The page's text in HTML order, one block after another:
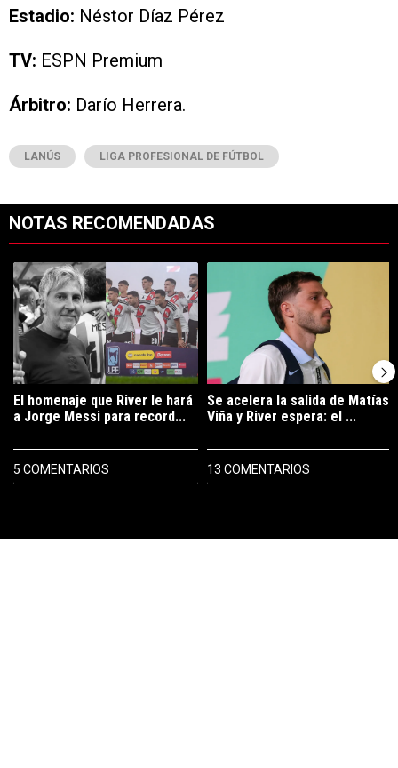
Estadio: Néstor Díaz Pérez
TV: ESPN Premium
Árbitro: Darío Herrera.
LANÚS LIGA PROFESIONAL DE FÚTBOL
NOTAS RECOMENDADAS
Un artículo de tendencia con el título "El homenaje que River le
El homenaje que River le hará
a Jorge Messi para record...
5 COMENTARIOS
Un artículo de tendencia con el
Se acelera la salida de Matías
Viña y River espera: el ...
13 COMENTARIOS